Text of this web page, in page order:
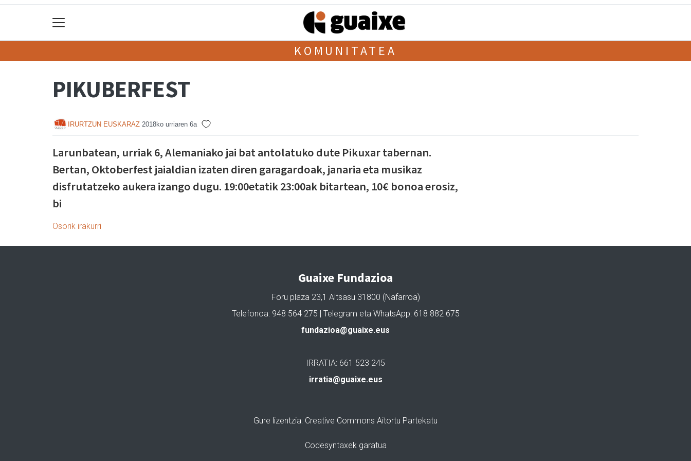
KOMUNITATEA
PIKUBERFEST
IRURTZUN EUSKARAZ 2018ko urriaren 6a
Larunbatean, urriak 6, Alemaniako jai bat antolatuko dute Pikuxar tabernan.
Bertan, Oktoberfest jaialdian izaten diren garagardoak, janaria eta musikaz
disfrutatzeko aukera izango dugu. 19:00etatik 23:00ak bitartean, 10€ bonoa erosiz,
bi
Osorik irakurri
Guaixe Fundazioa
Foru plaza 23,1 Altsasu 31800 (Nafarroa)
Telefonoa: 948 564 275 | Telegram eta WhatsApp: 618 882 675
fundazioa@guaixe.eus
IRRATIA: 661 523 245
irratia@guaixe.eus
Gure lizentzia: Creative Commons Aitortu Partekatu
Codesyntaxek garatua